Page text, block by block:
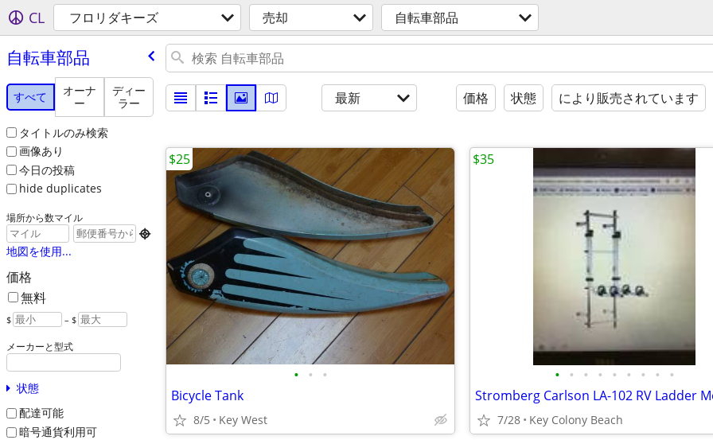
CL フロリダキーズ 売却 自転車部品
自転車部品
すべて
オーナ
ー
ディー
ラー
タイトルのみ検索
画像あり
今日の投稿
hide duplicates
場所から数マイル

地図を使用...
価格
無料
$ – $
メーカーと型式
状態
配達可能
暗号通貨利用可
最新 価格 状態 により販売されています
• • •
Bicycle Tank
8/5 Key West
$25
• • • • • • • • •
7/28 Key Colony Beach
$35